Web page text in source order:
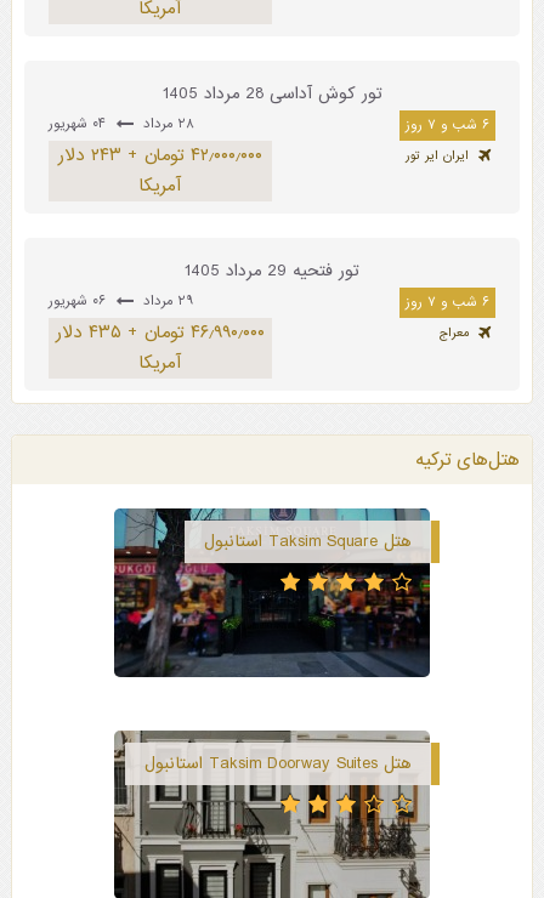
آمریکا
تور کوش آداسی 28 مرداد 1405
۶ شب و ۷ روز ۲۸ مرداد
ایران ایر تور
۴۲٫۰۰۰٫۰۰۰ تومان + ۲۴۳ دلار
آمریکا
تور فتحیه 29 مرداد 1405
۶ شب و ۷ روز ۲۹ مرداد ۰۶ شهریور
معراج
۴۶٫۹۹۰٫۰۰۰ تومان + ۴۳۵ دلار
آمریکا
هتل‌های ترکیه
هتل Taksim Square استانبول
هتل Taksim Doorway Suites استانبول